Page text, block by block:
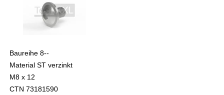
Baureihe 8--
Material ST verzinkt
M8 x 12
CTN 73181590